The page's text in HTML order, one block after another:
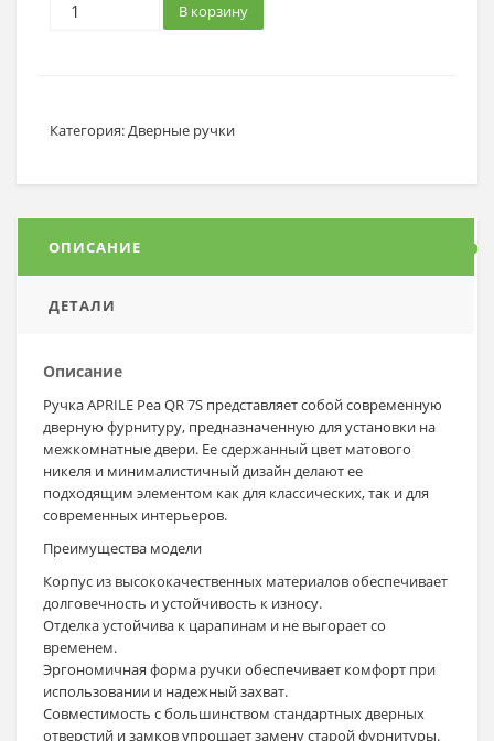
В корзину
Категория: Дверные ручки
ОПИСАНИЕ
ДЕТАЛИ
Описание
Ручка APRILE Pea QR 7S представляет собой современную
дверную фурнитуру, предназначенную для установки на
межкомнатные двери. Ее сдержанный цвет матового
никеля и минималистичный дизайн делают ее
подходящим элементом как для классических, так и для
современных интерьеров.
Преимущества модели
Корпус из высококачественных материалов обеспечивает
долговечность и устойчивость к износу.
Отделка устойчива к царапинам и не выгорает со
временем.
Эргономичная форма ручки обеспечивает комфорт при
использовании и надежный захват.
Совместимость с большинством стандартных дверных
отверстий и замков упрощает замену старой фурнитуры.